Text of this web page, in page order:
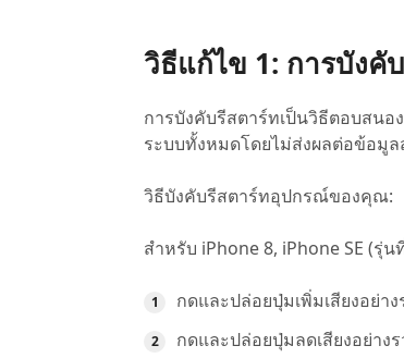
วิธีแก้ไข 1: การบัง
การบังคับรีสตาร์ทเป็นวิธีตอบสน
ระบบทั้งหมดโดยไม่ส่งผลต่อข้อมู
วิธีบังคับรีสตาร์ทอุปกรณ์ของคุณ:
สำหรับ iPhone 8, iPhone SE (รุ่
กดและปล่อยปุ่มเพิ่มเสียงอย่าง
กดและปล่อยปุ่มลดเสียงอย่างร